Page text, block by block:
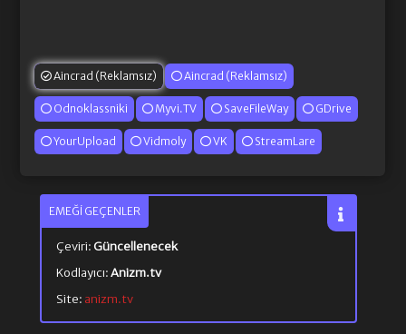
Aincrad (Reklamsız) Aincrad (Reklamsız)
Odnoklassniki Myvi.TV SaveFileWay GDrive
YourUpload Vidmoly VK StreamLare
EMEĞI GEÇENLER
Çeviri: Güncellenecek
Kodlayıcı:Anizm.tv
Site: anizm.tv